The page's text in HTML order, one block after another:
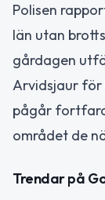
Polisen
län utan
gårdagen
Arvidsjaur för
pågår
området de
Trendar på